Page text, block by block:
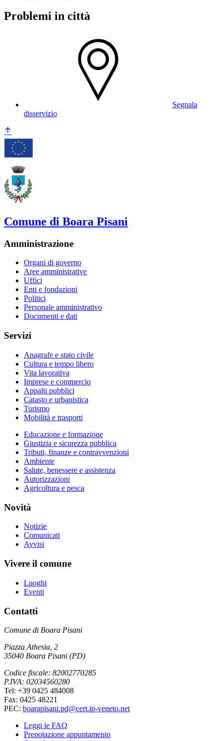
Problemi in città
Segnala
disservizio
Comune di Boara Pisani
Amministrazione
Organi di governo
Aree amministrative
Uffici
Enti e fondazioni
Politici
Personale amministrativo
Documenti e dati
Servizi
Anagrafe e stato civile
Cultura e tempo libero
Vita lavorativa
Imprese e commercio
Appalti pubblici
Catasto e urbanistica
Turismo
Mobilità e trasporti
Educazione e formazione
Giustizia e sicurezza pubblica
Tributi, finanze e contravvenzioni
Ambiente
Salute, benessere e assistenza
Autorizzazioni
Agricoltura e pesca
Novità
Notizie
Comunicati
Avvisi
Vivere il comune
Luoghi
Eventi
Contatti
Comune di Boara Pisani
Piazza Athesia, 2
35040 Boara Pisani (PD)
Codice fiscale: 82002770285
P.IVA: 02034560280
Tel: +39 0425 484008
Fax: 0425 48221
PEC: boarapisani.pd@cert.ip-veneto.net
Leggi le FAQ
Prenotazione appuntamento